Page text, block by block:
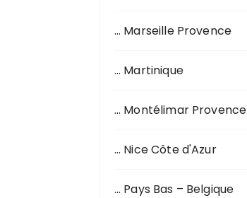
… Marseille Provence
… Martinique
… Montélimar Provence
… Nice Côte d'Azur
… Pays Bas – Belgique